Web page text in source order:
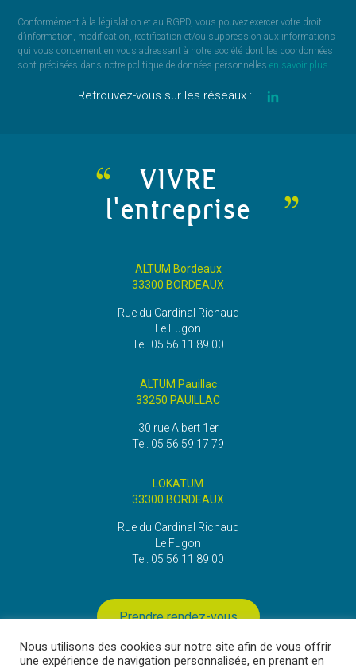
Conformément à la législation et au RGPD, vous pouvez exercer votre droit
d’information, modification, rectification et/ou suppression aux informations
qui vous concernent en vous adressant à notre société dont les coordonnées
sont précisées dans notre politique de données personnellesen savoir plus.
Retrouvez-vous sur les réseaux :
VIVRE
l'entreprise
ALTUM Bordeaux
33300 BORDEAUX
Rue du Cardinal Richaud
Le Fugon
Tel. 05 56 11 89 00
ALTUM Pauillac
33250 PAUILLAC
30 rue Albert 1er
Tel. 05 56 59 17 79
LOKATUM
33300 BORDEAUX
Rue du Cardinal Richaud
Le Fugon
Tel. 05 56 11 89 00
Prendre rendez-vous
Recrutement
Nous utilisons des cookies sur notre site afin de vous offrir
une expérience de navigation personnalisée, en prenant en